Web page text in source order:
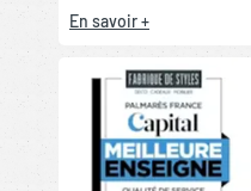
En savoir +